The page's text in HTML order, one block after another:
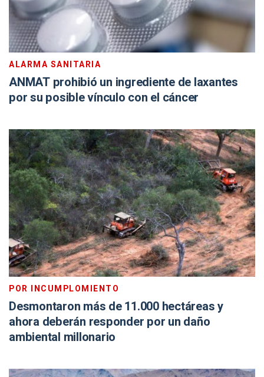
ALARMA SANITARIA
ANMAT prohibió un ingrediente de laxantes
por su posible vínculo con el cáncer
POR INCUMPLOMIENTO
Desmontaron más de 11.000 hectáreas y
ahora deberán responder por un daño
ambiental millonario